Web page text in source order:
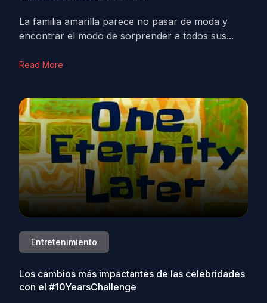
La familia amarilla parece no pasar de moda y
encontrar el modo de sorprender a todos sus...
Read More
Entretenimiento
Los cambios más impactantes de las celebridades
con el #10YearsChallenge